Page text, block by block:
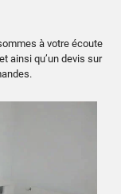
à votre écoute
ainsi qu’un devis sur